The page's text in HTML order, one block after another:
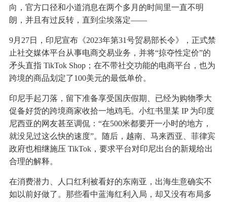
向，官方口径和小道消息在两个多月的时间里一直不明
朗，并且有过反转，直到尘埃落定——
9月27日，印尼宣布《2023年第31号贸易部长令》，正式禁
止社交媒体平台从事电商交易业务，并将“掠夺性定价”的
矛头直指 TikTok Shop；在不带社交功能的电商平台，也为
跨境的商品划定了100美元的最低单价。
印尼手起刀落，留下准备享受国庆假期、已经为购物季大
促备好货的跨境商家收拾一地鸡毛。小红书里某 IP 为印度
尼西亚的网友甚至调侃：“在500米都要开一小时的地方，
就没见过这么快的速度”。随后，越南、马来西亚、菲律宾
政府也相继施压 TikTok，要求平台对印尼出台的新规给出
合理的解释。
在消费潜力、人口红利被看好的东南亚，出海生意确实不
如以前好做了。那些看中蓝海红利入局，却又没有布局多